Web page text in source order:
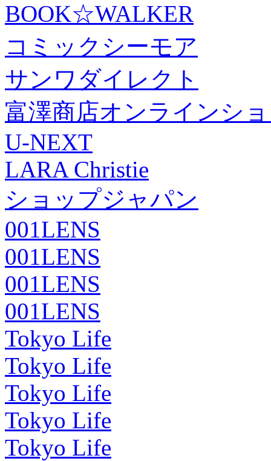
BOOK☆WALKER
コミックシーモア
サンワダイレクト
富澤商店オンラインシ
U-NEXT
LARA Christie
ショップジャパン
001LENS
001LENS
001LENS
001LENS
Tokyo Life
Tokyo Life
Tokyo Life
Tokyo Life
Tokyo Life